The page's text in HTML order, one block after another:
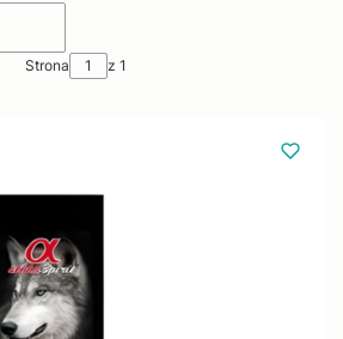
Strona z 1